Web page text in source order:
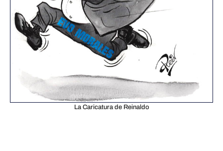
La Caricatura de Reinaldo